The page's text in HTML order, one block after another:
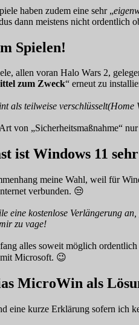
haben zudem eine sehr „
dann meistens nicht ordentlich
Spielen!
allen voran Halo Wars 2,
zum Zweck“ erneut zu
als teilweise verschlüsselt(Home
von „Sicherheitsmaßnahme“
ist Windows 11
meine Wahl, weil für
verbunden. 😒
eine kostenlose Verlängerung
zu vage!
alles soweit möglich
Microsoft. 😉
MicroWin als
eine kurze Erklärung sofern ich